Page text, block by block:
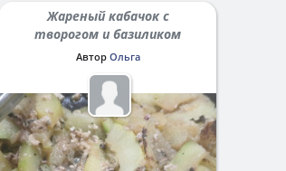
Жареный кабачок с
творогом и базиликом
Автор Ольга